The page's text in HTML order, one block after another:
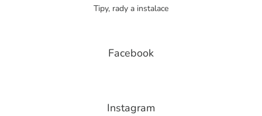
Tipy, rady a instalace
Facebook
Instagram